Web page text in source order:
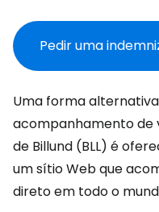
Pedir uma
Uma forma
acompanhamento de
de Billund (BLL) é
um sítio Web que
direto em todo o